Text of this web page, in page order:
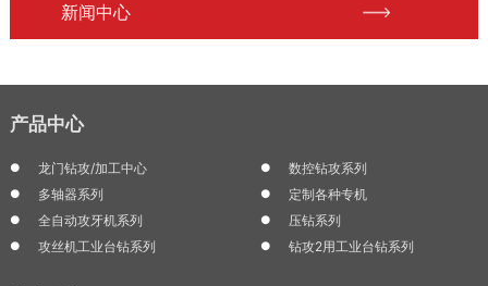
新闻中心
产品中心
龙门钻攻/加工中心
数控钻攻系列
多轴器系列
定制各种专机
全自动攻牙机系列
压钻系列
攻丝机工业台钻系列
钻攻2用工业台钻系列